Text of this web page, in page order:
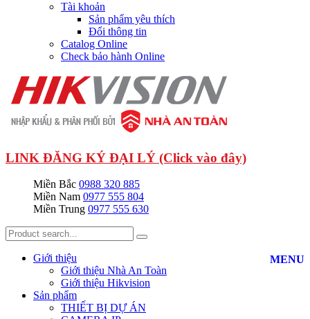
Tài khoản
Sản phẩm yêu thích
Đổi thông tin
Catalog Online
Check bảo hành Online
LINK ĐĂNG KÝ ĐẠI LÝ (Click vào đây)
Miền Bắc 0988 320 885
Miền Nam 0977 555 804
Miền Trung 0977 555 630
MENU
Giới thiệu
Giới thiệu Nhà An Toàn
Giới thiệu Hikvision
Sản phẩm
THIẾT BỊ DỰ ÁN